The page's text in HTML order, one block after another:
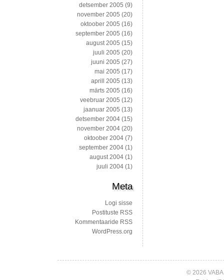
detsember 2005 (9)
november 2005 (20)
oktoober 2005 (16)
september 2005 (16)
august 2005 (15)
juuli 2005 (20)
juuni 2005 (27)
mai 2005 (17)
aprill 2005 (13)
märts 2005 (16)
veebruar 2005 (12)
jaanuar 2005 (13)
detsember 2004 (15)
november 2004 (20)
oktoober 2004 (7)
september 2004 (1)
august 2004 (1)
juuli 2004 (1)
Meta
Logi sisse
Postituste RSS
Kommentaaride RSS
WordPress.org
© 2026